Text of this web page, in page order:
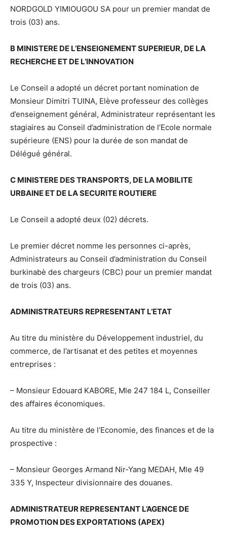
NORDGOLD YIMIOUGOU SA pour un premier mandat de
trois (03) ans.
B MINISTERE DE L’ENSEIGNEMENT SUPERIEUR, DE LA
RECHERCHE ET DE L’INNOVATION
Le Conseil a adopté un décret portant nomination de
Monsieur Dimitri TUINA, Elève professeur des collèges
d’enseignement général, Administrateur représentant les
stagiaires au Conseil d’administration de l’Ecole normale
supérieure (ENS) pour la durée de son mandat de
Délégué général.
C MINISTERE DES TRANSPORTS, DE LA MOBILITE
URBAINE ET DE LA SECURITE ROUTIERE
Le Conseil a adopté deux (02) décrets.
Le premier décret nomme les personnes ci-après,
Administrateurs au Conseil d’administration du Conseil
burkinabè des chargeurs (CBC) pour un premier mandat
de trois (03) ans.
ADMINISTRATEURS REPRESENTANT L’ETAT
Au titre du ministère du Développement industriel, du
commerce, de l’artisanat et des petites et moyennes
entreprises :
– Monsieur Edouard KABORE, Mle 247 184 L, Conseiller
des affaires économiques.
Au titre du ministère de l’Economie, des finances et de la
prospective :
– Monsieur Georges Armand Nir-Yang MEDAH, Mle 49
335 Y, Inspecteur divisionnaire des douanes.
ADMINISTRATEUR REPRESENTANT L’AGENCE DE
PROMOTION DES EXPORTATIONS (APEX)